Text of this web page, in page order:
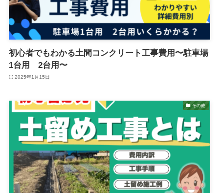
初心者でもわかる土間コンクリート工事費用〜駐車場
1台用 2台用〜
2025年1月15日
その他